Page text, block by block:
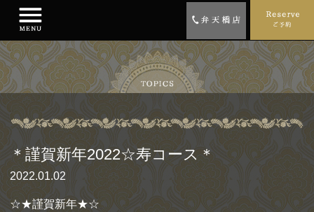
＊謹賀新年2022☆寿コース＊
2022.01.02
☆★謹賀新年★☆